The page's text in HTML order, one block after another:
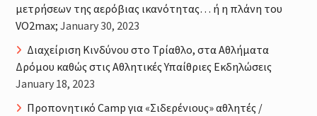
μετρήσεων της αερόβιας ικανότητας… ή η πλάνη του
VO2max; January 30, 2023
Διαχείριση Κινδύνου στο Τρίαθλο, στα Αθλήματα
Δρόμου καθώς στις Αθλητικές Υπαίθριες Εκδηλώσεις
January 18, 2023
Προπονητικό Camp για «Σιδερένιους» αθλητές /